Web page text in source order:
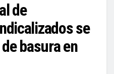
de
se
basura en